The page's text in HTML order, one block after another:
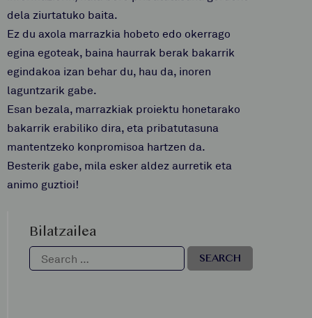
dela ziurtatuko baita.
Ez du axola marrazkia hobeto edo okerrago
egina egoteak, baina haurrak berak bakarrik
egindakoa izan behar du, hau da, inoren
laguntzarik gabe.
Esan bezala, marrazkiak proiektu honetarako
bakarrik erabiliko dira, eta pribatutasuna
mantentzeko konpromisoa hartzen da.
Besterik gabe, mila esker aldez aurretik eta
animo guztioi!
Bilatzailea